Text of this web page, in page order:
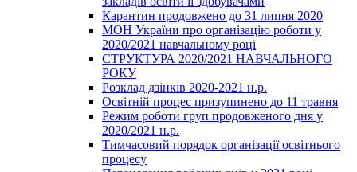
Карантин продовжено до 31 липня 2020
МОН України про організацію роботи у
2020/2021 навчальному році
СТРУКТУРА 2020/2021 НАВЧАЛЬНОГО
РОКУ
Розклад дзінків 2020-2021 н.р.
Освітній процес призупинено до 11 травня
Режим роботи груп продовженого дня у
2020/2021 н.р.
Тимчасовий порядок організації освітнього
процесу